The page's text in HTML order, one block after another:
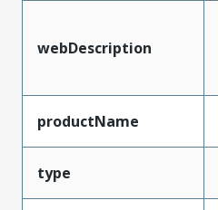
webDescription
productName
type